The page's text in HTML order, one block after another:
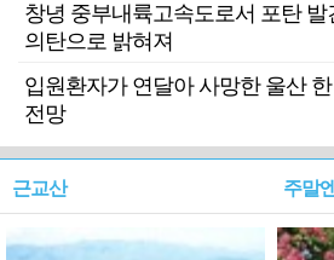
창녕 중부내륙고속도로서 포탄
의탄으로 밝혀져
입원환자가 연달아 사망한 울산
전망
근교산 주말